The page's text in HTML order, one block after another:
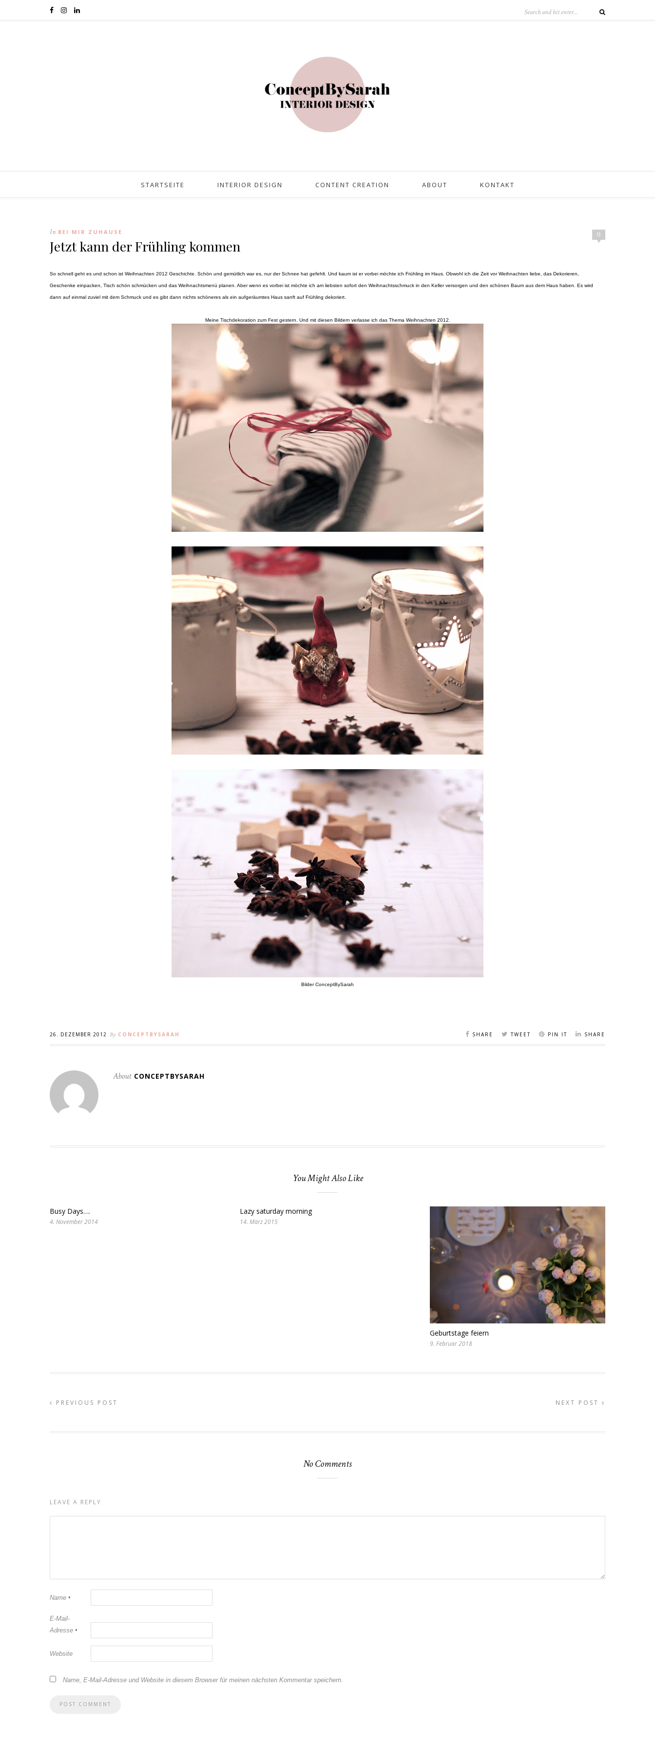
STARTSEITE INTERIOR DESIGN CONTENT CREATION ABOUT KONTAKT
0
In BEI MIR ZUHAUSE
Jetzt kann der Frühling kommen
So schnell geht es und schon ist Weihnachten 2012 Geschichte. Schön und gemütlich war es, nur der Schnee hat gefehlt. Und kaum ist er vorbei möchte ich Frühling im Haus. Obwohl ich die Zeit vor Weihnachten liebe, das Dekorieren,
Geschenke einpacken, Tisch schön schmücken und das Weihnachtsmenü planen. Aber wenn es vorbei ist möchte ich am liebsten sofort den Weihnachtsschmuck in den Keller versorgen und den schönen Baum aus dem Haus haben. Es wird
dann auf einmal zuviel mit dem Schmuck und es gibt dann nichts schöneres als ein aufgeräumtes Haus sanft auf Frühling dekoriert.
Meine Tischdekoration zum Fest gestern. Und mit diesen Bildern verlasse ich das Thema Weihnachten 2012.
Bilder ConceptBySarah
26. DEZEMBER 2012 By CONCEPTBYSARAH SHARE TWEET PIN IT SHARE
About CONCEPTBYSARAH
You Might Also Like
Busy Days….
4. November 2014
Lazy saturday morning
14. März 2015
Geburtstage feiern
9. Februar 2018
PREVIOUS POST NEXT POST
No Comments
LEAVE A REPLY
Name *
E-Mail-
Adresse *
Website
Name, E-Mail-Adresse und Website in diesem Browser für meinen nächsten Kommentar speichern.